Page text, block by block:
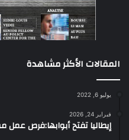
المقالات الأكثر مشاهدة
يوليو 6, 2022
فبراير 24, 2026
إيطاليا تفتح أبوابها:فرص عمل